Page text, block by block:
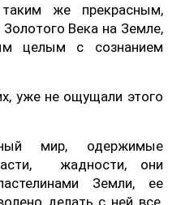
же прекрасным,
Века на Земле,
целым с сознанием
уже не ощущали этого
мир, одержимые
жадности, они
Земли, ее
делать с ней все,